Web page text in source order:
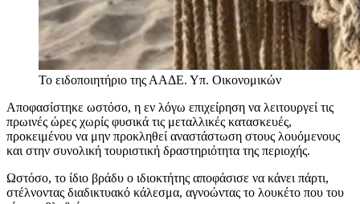
Το ειδοποιητήριο της ΑΑΔΕ. Υπ. Οικονομικών
Αποφασίστηκε ωστόσο, η εν λόγω επιχείρηση να λειτουργεί τις
πρωινές ώρες χωρίς φυσικά τις μεταλλικές κατασκευές,
προκειμένου να μην προκληθεί αναστάστωση στους λουόμενους
και στην συνολική τουριστική δραστηριότητα της περιοχής.
Ωστόσο, το ίδιο βράδυ ο ιδιοκτήτης αποφάσισε να κάνει πάρτι,
στέλνοντας διαδικτυακό κάλεσμα, αγνοώντας το λουκέτο που του